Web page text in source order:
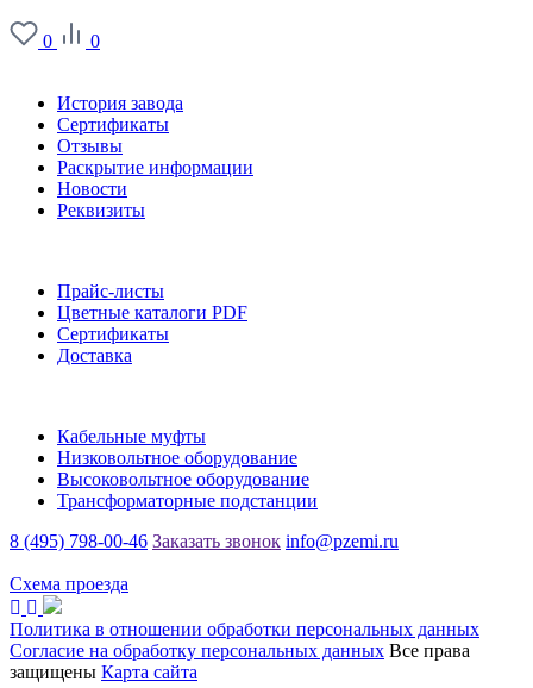
0
0
История завода
Сертификаты
Отзывы
Раскрытие информации
Новости
Реквизиты
Прайс-листы
Цветные каталоги PDF
Сертификаты
Доставка
Кабельные муфты
Низковольтное оборудование
Высоковольтное оборудование
Трансформаторные подстанции
8 (495) 798-00-46 Заказать звонок info@pzemi.ru
Схема проезда
Политика в отношении обработки персональных данных
Согласие на обработку персональных данных Все права
защищены Карта сайта